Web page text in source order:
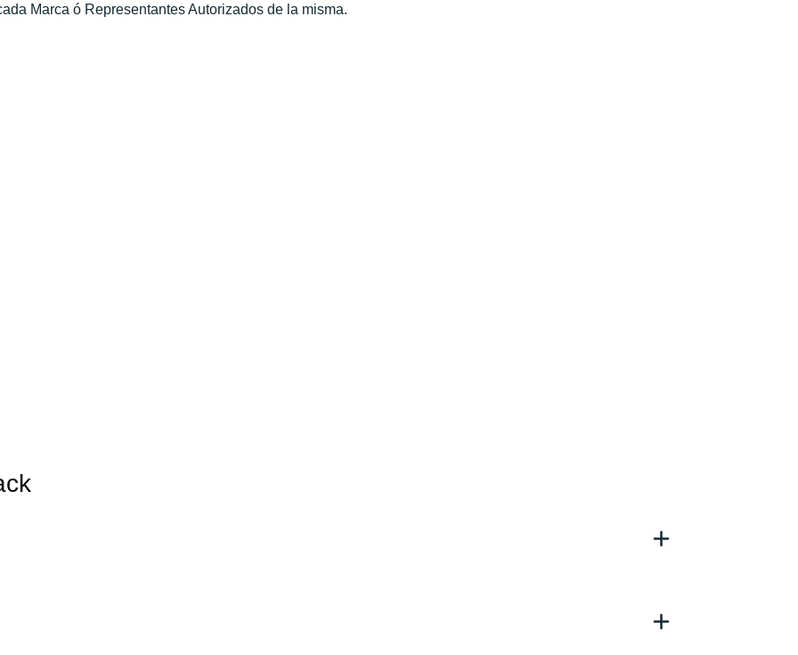
Marca ó Representantes Autorizados de la misma.